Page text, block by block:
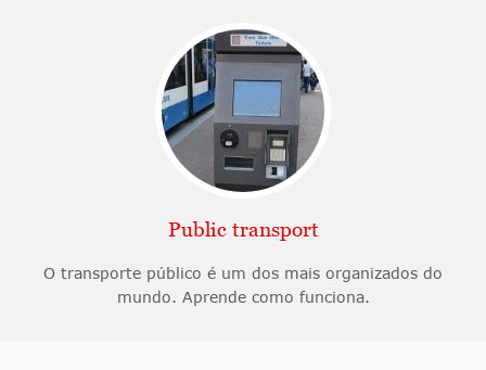
Public transport
O transporte público é um dos mais organizados do
mundo. Aprende como funciona.